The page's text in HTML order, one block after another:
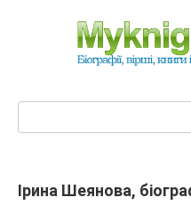
Ірина Шеянова,